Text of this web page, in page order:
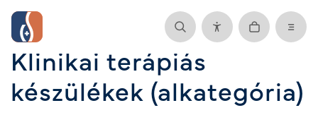
Klinikai terápiás
készülékek (alkategória)